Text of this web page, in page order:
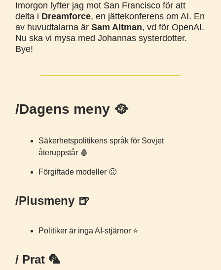
Imorgon lyfter jag mot San Francisco för att
delta i Dreamforce, en jättekonferens om AI. En
av huvudtalarna är Sam Altman, vd för OpenAI.
Nu ska vi mysa med Johannas systerdotter.
Bye!
/Dagens meny 🥘
Säkerhetspolitikens språk för Sovjet
återuppstår 🩸
Förgiftade modeller 🤢
/Plusmeny 🍺
Politiker är inga AI-stjärnor ⭐️
/ Prat 🦜